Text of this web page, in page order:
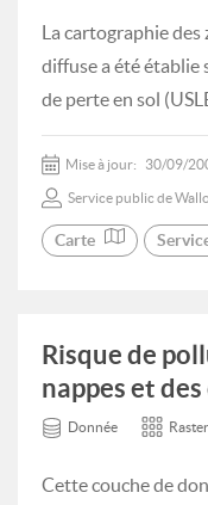
La cartographie
diffuse a été établie
de perte en sol
Mise à jour: 30/09/
Service public de
Carte
Risque de
nappes et
Donnée Raster
Cette couche de